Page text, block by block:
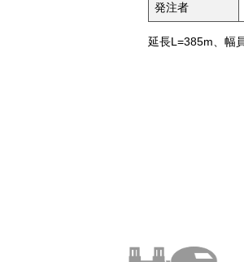
発注者
延長L=385m、幅